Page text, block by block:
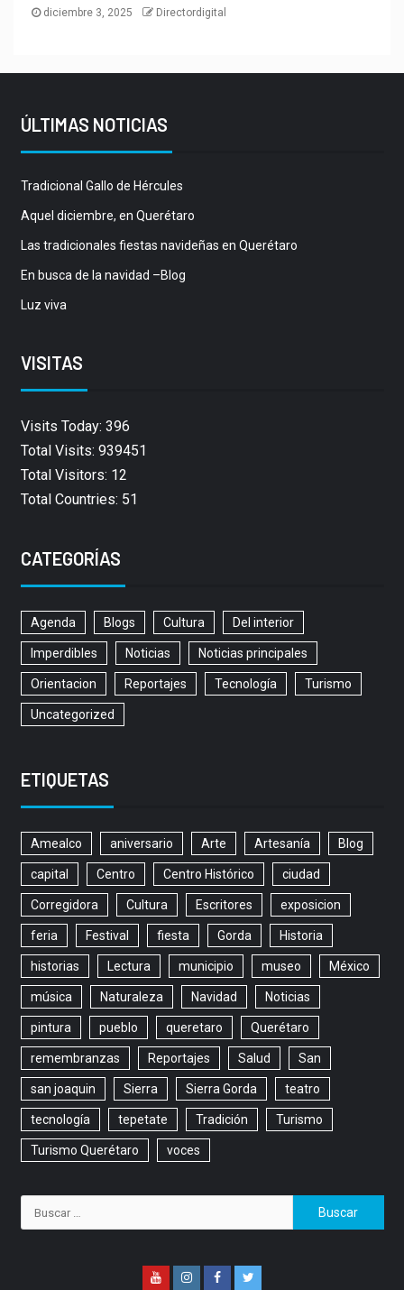
diciembre 3, 2025 Directordigital
ÚLTIMAS NOTICIAS
Tradicional Gallo de Hércules
Aquel diciembre, en Querétaro
Las tradicionales fiestas navideñas en Querétaro
En busca de la navidad –Blog
Luz viva
VISITAS
Visits Today: 396
Total Visits: 939451
Total Visitors: 12
Total Countries: 51
CATEGORÍAS
Agenda Blogs Cultura Del interior
Imperdibles Noticias Noticias principales
Orientacion Reportajes Tecnología Turismo
Uncategorized
ETIQUETAS
Amealco aniversario Arte Artesanía Blog
capital Centro Centro Histórico ciudad
Corregidora Cultura Escritores exposicion
feria Festival fiesta Gorda Historia
historias Lectura municipio museo México
música Naturaleza Navidad Noticias
pintura pueblo queretaro Querétaro
remembranzas Reportajes Salud San
san joaquin Sierra Sierra Gorda teatro
tecnología tepetate Tradición Turismo
Turismo Querétaro voces